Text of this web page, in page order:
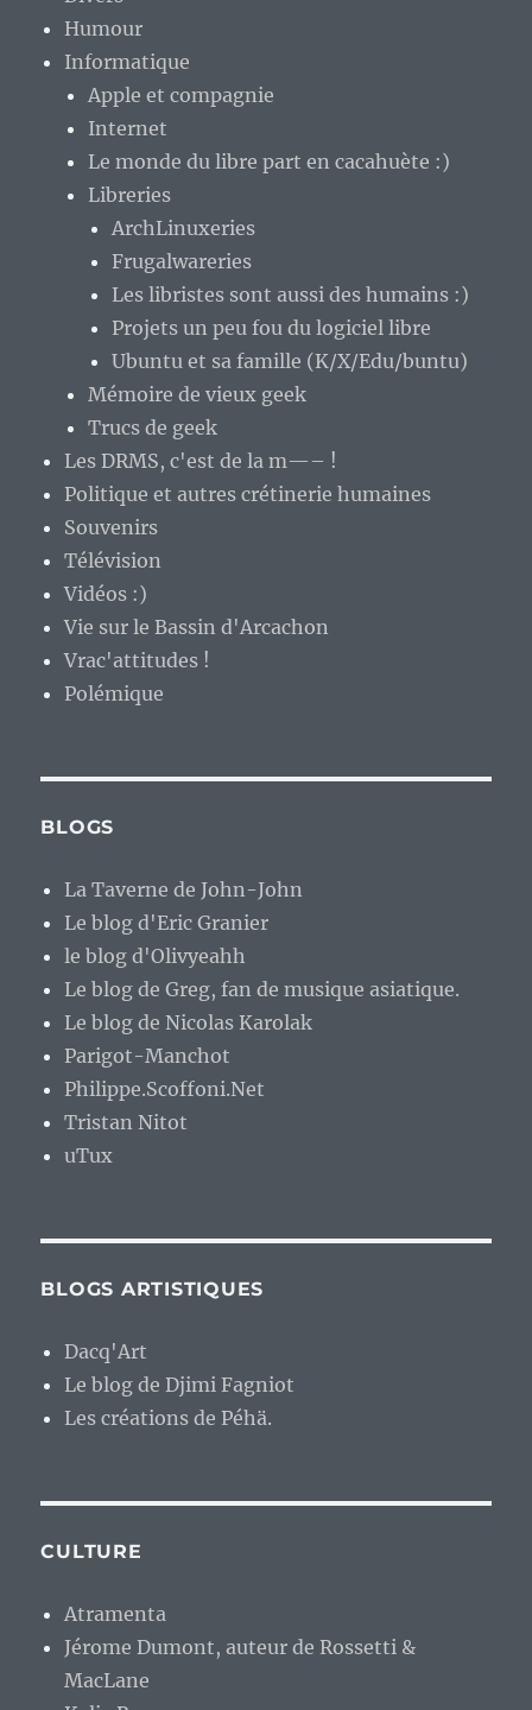
Humour
Informatique
Apple et compagnie
Internet
Le monde du libre part en cacahuète :)
Libreries
ArchLinuxeries
Frugalwareries
Les libristes sont aussi des humains :)
Projets un peu fou du logiciel libre
Ubuntu et sa famille (K/X/Edu/buntu)
Mémoire de vieux geek
Trucs de geek
Les DRMS, c'est de la m—– !
Politique et autres crétinerie humaines
Souvenirs
Télévision
Vidéos :)
Vie sur le Bassin d'Arcachon
Vrac'attitudes !
Polémique
BLOGS
La Taverne de John-John
Le blog d'Eric Granier
le blog d'Olivyeahh
Le blog de Greg, fan de musique asiatique.
Le blog de Nicolas Karolak
Parigot-Manchot
Philippe.Scoffoni.Net
Tristan Nitot
uTux
BLOGS ARTISTIQUES
Dacq'Art
Le blog de Djimi Fagniot
Les créations de Péhä.
CULTURE
Atramenta
Jérome Dumont, auteur de Rossetti &
MacLane